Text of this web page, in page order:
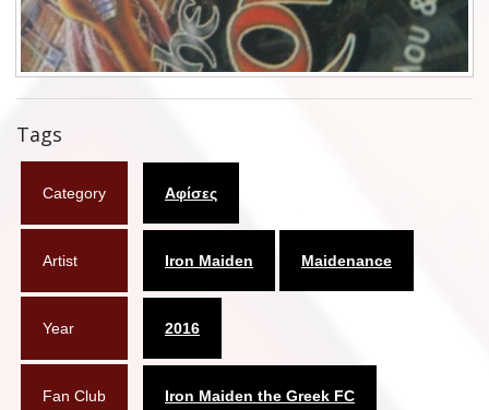
West Ham United
UMD
Blu-ray
Tags
Category Αφίσες
Artist Iron Maiden Maidenance
Year 2016
Fan Club Iron Maiden the Greek FC